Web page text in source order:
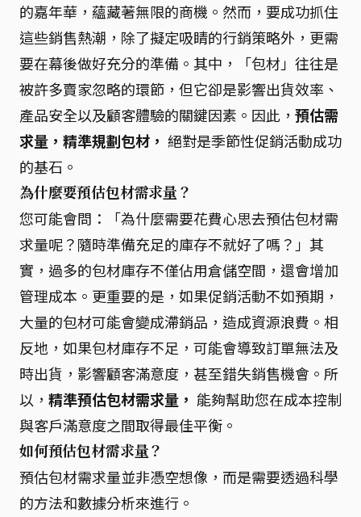
的嘉年華，蘊藏著無限的商機。然而，要成功抓住
這些銷售熱潮，除了擬定吸睛的行銷策略外，更需
要在幕後做好充分的準備。其中，「包材」往往是
被許多賣家忽略的環節，但它卻是影響出貨效率、
產品安全以及顧客體驗的關鍵因素。因此， 預估需
求量，精準規劃包材， 絕對是季節性促銷活動成功
的基石。
為什麼要預估包材需求量？
您可能會問：「為什麼需要花費心思去預估包材需
求量呢？隨時準備充足的庫存不就好了嗎？」其
實，過多的包材庫存不僅佔用倉儲空間，還會增加
管理成本。更重要的是，如果促銷活動不如預期，
大量的包材可能會變成滯銷品，造成資源浪費。相
反地，如果包材庫存不足，可能會導致訂單無法及
時出貨，影響顧客滿意度，甚至錯失銷售機會。所
以， 精準預估包材需求量， 能夠幫助您在成本控制
與客戶滿意度之間取得最佳平衡。
如何預估包材需求量？
預估包材需求量並非憑空想像，而是需要透過科學
的方法和數據分析來進行。